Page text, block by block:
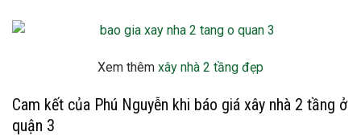
Xem thêm xây nhà 2 tầng đẹp
Cam kết của Phú Nguyễn khi báo giá xây nhà 2 tầng ở
quận 3